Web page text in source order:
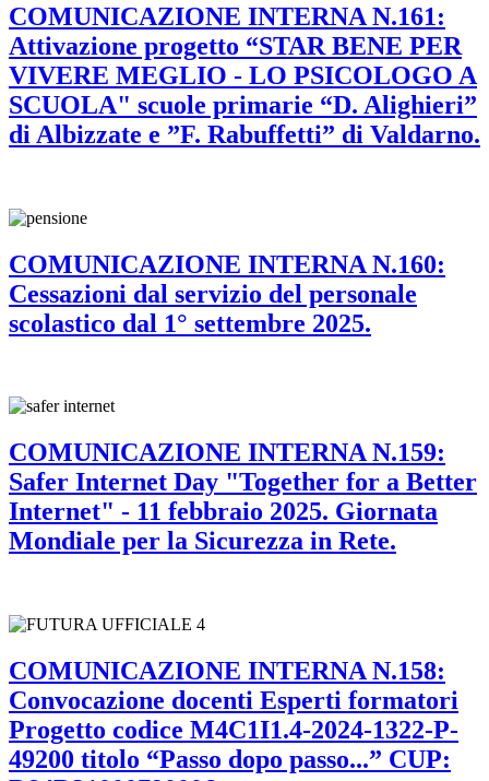
COMUNICAZIONE INTERNA N.161:
Attivazione progetto “STAR BENE PER
VIVERE MEGLIO - LO PSICOLOGO A
SCUOLA" scuole primarie “D. Alighieri”
di Albizzate e ”F. Rabuffetti” di Valdarno.
COMUNICAZIONE INTERNA N.160:
Cessazioni dal servizio del personale
scolastico dal 1° settembre 2025.
COMUNICAZIONE INTERNA N.159:
Safer Internet Day "Together for a Better
Internet" - 11 febbraio 2025. Giornata
Mondiale per la Sicurezza in Rete.
COMUNICAZIONE INTERNA N.158:
Convocazione docenti Esperti formatori
Progetto codice M4C1I1.4-2024-1322-P-
49200 titolo “Passo dopo passo...” CUP: